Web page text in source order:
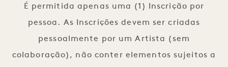
É permitida apenas uma (1) Inscrição por
pessoa. As Inscrições devem ser criadas
pessoalmente por um Artista (sem
colaboração), não conter elementos sujeitos a